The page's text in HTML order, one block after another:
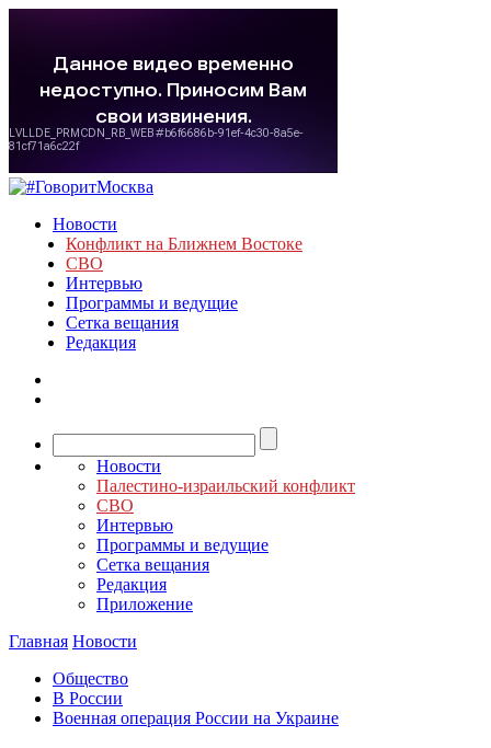
Новости
Конфликт на Ближнем Востоке
СВО
Интервью
Программы и ведущие
Сетка вещания
Редакция
Новости
Палестино-израильский конфликт
СВО
Интервью
Программы и ведущие
Сетка вещания
Редакция
Приложение
Главная Новости
Общество
В России
Военная операция России на Украине